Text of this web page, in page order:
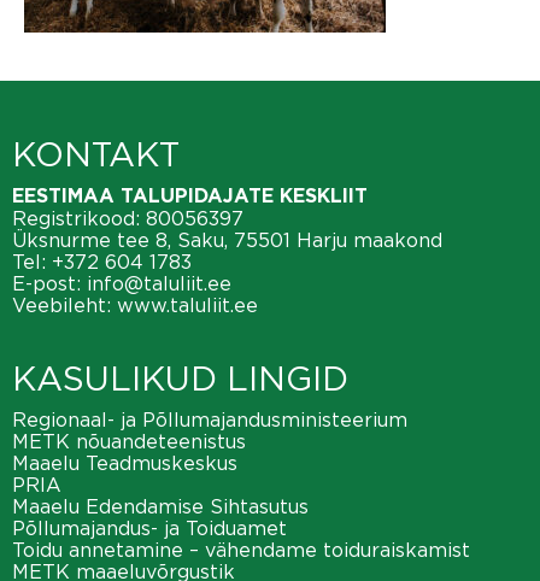
KONTAKT
EESTIMAA TALUPIDAJATE KESKLIIT
Registrikood: 80056397
Üksnurme tee 8, Saku, 75501 Harju maakond
Tel: +372 604 1783
E-post: info@taluliit.ee
Veebileht: www.taluliit.ee
KASULIKUD LINGID
Regionaal- ja Põllumajandusministeerium
METK nõuandeteenistus
Maaelu Teadmuskeskus
PRIA
Maaelu Edendamise Sihtasutus
Põllumajandus- ja Toiduamet
Toidu annetamine – vähendame toiduraiskamist
METK maaeluvõrgustik